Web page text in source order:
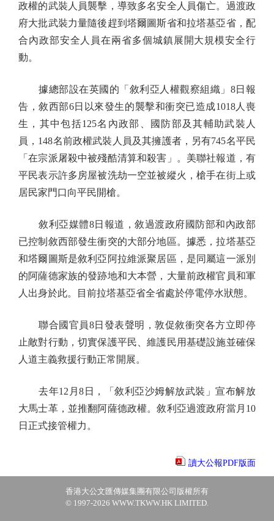
政權的武裝人員襲擊，導致多名安全人員傷亡。過渡政
府大批武裝力量隨後趕到塔爾圖斯省和拉塔基亞省，配
合內政部安全人員在兩省多個城鎮展開大規模安全行
動。
據總部設在英國的「敘利亞人權觀察組織」8日報
告，敘西部6日以來發生的襲擊和衝突已造成1018人喪
生，其中包括125名內政部、國防部及其輔助武裝人
員，148名前政權武裝人員及其擁護者，另有745名平民
「在宗派屠殺中被殘酷清算和殺害」。美聯社報道，有
平民表示許多房屋被洗劫一空並被縱火，槍手在街上或
居民家門口向平民開槍。
敘利亞媒體8日報道，敘過渡政府國防部和內政部
已控制敘西部發生衝突的大部分地區。據悉，拉塔基亞
和塔爾圖斯是敘利亞阿拉維派聚居區，是同屬這一派別
的阿薩德家族的發跡地和大本營，大量前政權官員和軍
人出身於此。目前拉塔基亞省全省處於停電停水狀態。
聯合國官員8日發表聲明，敦促敘衝突各方立即停
止敵對行動，切實保護平民、維護民用基礎設施並確保
人道主義救援行動正常開展。
去年12月8日，「敘利亞沙姆解放武裝」宣布解放
大馬士革，並推翻阿薩德政權。敘利亞過渡政府當月10
日正式接管權力。
讀大公報PDF版面
香港大公文匯傳媒集團有限公司版權所有
© 1997-2026 WWW.TKWW.HK LIMITED.